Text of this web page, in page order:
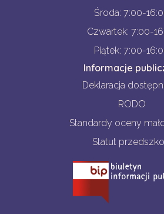
Środa: 7:00-
Czwartek: 7:00-
Piątek: 7:00-
Informacje
Deklaracja
RODO
Standardy oceny
Statut